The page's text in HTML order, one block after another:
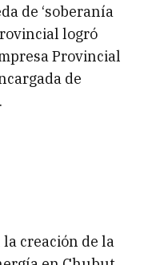
de ‘soberanía
logró
Provincial
de
creación de la